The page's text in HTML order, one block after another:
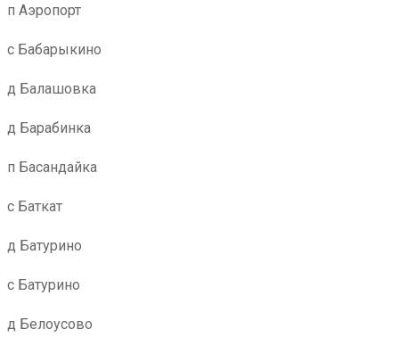
п Аэропорт
с Бабарыкино
д Балашовка
д Барабинка
п Басандайка
с Баткат
д Батурино
с Батурино
д Белоусово